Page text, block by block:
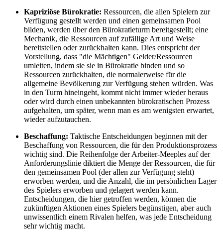
Kapriziöse Bürokratie: Ressourcen, die allen Spielern zur
Verfügung gestellt werden und einen gemeinsamen Pool
bilden, werden über den Bürokratieturm bereitgestellt; eine
Mechanik, die Ressourcen auf zufällige Art und Weise
bereitstellen oder zurückhalten kann. Dies entspricht der
Vorstellung, dass "die Mächtigen" Gelder/Ressourcen
umleiten, indem sie sie in Bürokratie binden und so
Ressourcen zurückhalten, die normalerweise für die
allgemeine Bevölkerung zur Verfügung stehen würden. Was
in den Turm hineingeht, kommt nicht immer wieder heraus
oder wird durch einen unbekannten bürokratischen Prozess
aufgehalten, um später, wenn man es am wenigsten erwartet,
wieder aufzutauchen.
Beschaffung: Taktische Entscheidungen beginnen mit der
Beschaffung von Ressourcen, die für den Produktionsprozess
wichtig sind. Die Reihenfolge der Arbeiter-Meeples auf der
Anforderungslinie diktiert die Menge der Ressourcen, die für
den gemeinsamen Pool (der allen zur Verfügung steht)
erworben werden, und die Anzahl, die im persönlichen Lager
des Spielers erworben und gelagert werden kann.
Entscheidungen, die hier getroffen werden, können die
zukünftigen Aktionen eines Spielers begünstigen, aber auch
unwissentlich einem Rivalen helfen, was jede Entscheidung
sehr wichtig macht.